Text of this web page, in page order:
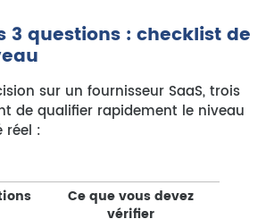
3 questions : checklist de
sur un fournisseur SaaS, trois
de qualifier rapidement le niveau
réel :
Ce que vous devez
vérifier